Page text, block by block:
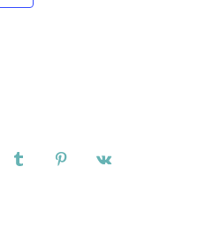
Tumblr PinterestVk